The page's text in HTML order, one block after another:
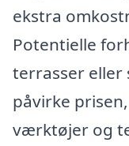
ekstra
Potentielle
terrasser eller
påvirke
værktøjer og